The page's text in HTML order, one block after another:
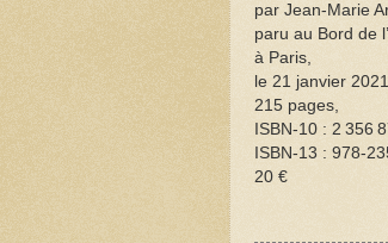
par Jean-Marie
paru au Bord de
à Paris,
le 21 janvier
215 pages,
ISBN-10 : 2 356
ISBN-13 : 978-
20 €